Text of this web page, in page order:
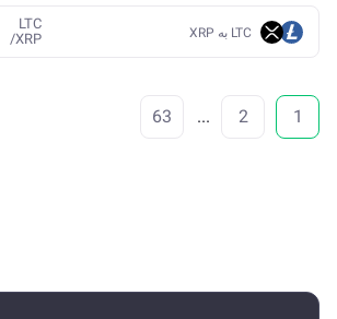
LTC به XRP
LTC
/XRP
1
2
...
63